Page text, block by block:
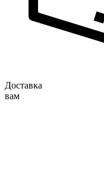
Доставка
вам